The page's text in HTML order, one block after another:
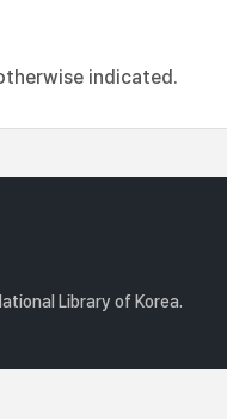
indicated.
Library of Korea.